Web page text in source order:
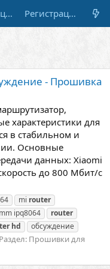
Авторизация Регистрация
- Прошивка
характеристики для
в стабильном и
Основные
данных: Xiaomi
до 800 Мбит/с
mi router
ipq8064
router
hd
обсуждение
Раздел: Прошивки для